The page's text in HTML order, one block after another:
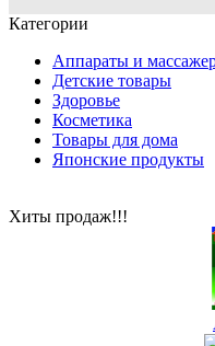
Категории
Аппараты и
Детские товары
Здоровье
Косметика
Товары для дома
Японские продукты
Хиты продаж!!!